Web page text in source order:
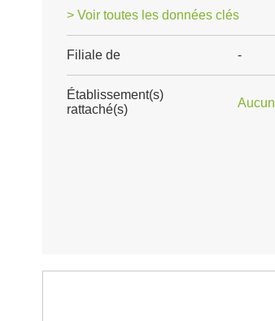
> Voir toutes les données clés
Filiale de -
Établissement(s)
rattaché(s)
Aucun